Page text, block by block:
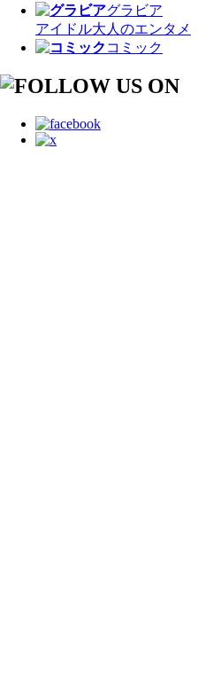
グラビア
アイドル大人のエンタメ
コミック